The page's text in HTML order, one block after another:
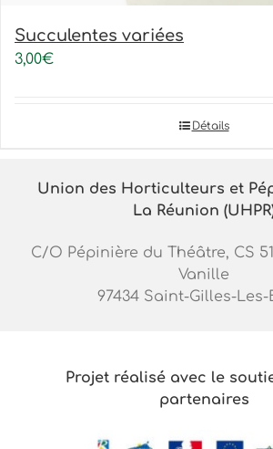
Succulentes variées
3,00€
Détails
Union des Horticulteurs et
La Réunion
C/O Pépinière du Théâtre, CS
Vanille
97434 Saint-Gilles-Les-
Projet réalisé avec le
partenaires